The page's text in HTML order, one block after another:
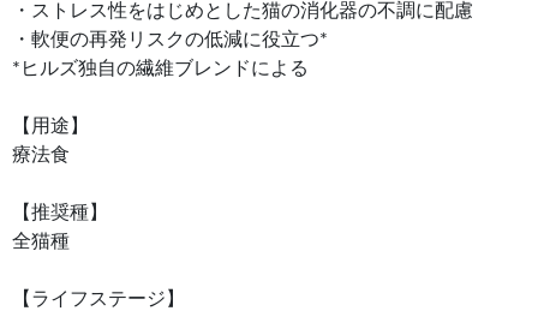
・ストレス性をはじめとした猫の消化器の不調に配慮
・軟便の再発リスクの低減に役立つ*
*ヒルズ独自の繊維ブレンドによる
【用途】
療法食
【推奨種】
全猫種
【ライフステージ】